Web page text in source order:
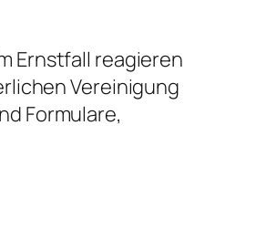
Ernstfall reagieren
Vereinigung
Formulare,